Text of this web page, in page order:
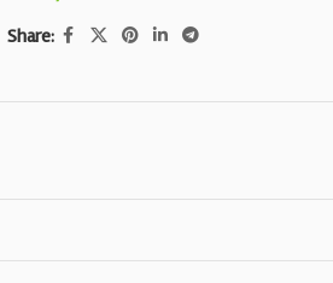
Share: